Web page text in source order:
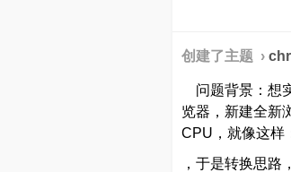
创建了主题 ›
问题背景：想
览器，新建全新
CPU，就像这样
，于是转换思